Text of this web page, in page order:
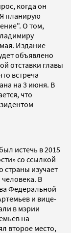
когда он
планирую
О том,
Издание
объявлено
отставки главы
встреча
на 3 июня. В
что
истечь в 2015
со ссылкой
страны изучает
В
Федеральной
и вице-
в мэрии
на
второе место,